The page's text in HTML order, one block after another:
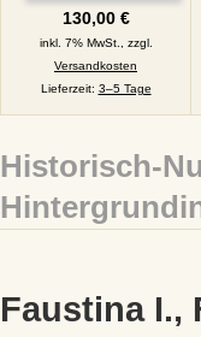
130,00 €
inkl. 7% MwSt., zzgl.
Versandkosten
Lieferzeit: 3–5 Tage
Historisch-
Faustina I.,